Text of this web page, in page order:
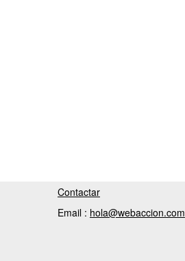
Contactar
Email : hola@webaccion.com